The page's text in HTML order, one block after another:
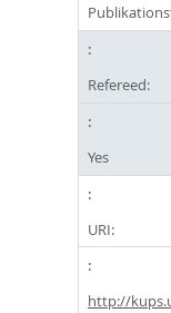
Refereed:
Yes
URI:
http://